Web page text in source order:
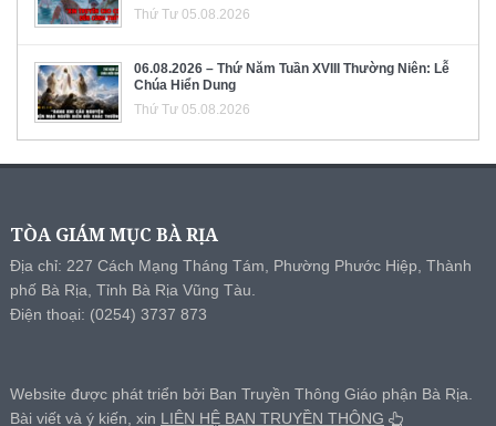
Thứ Tư 05.08.2026
06.08.2026 – Thứ Năm Tuần XVIII Thường Niên: Lễ
Chúa Hiển Dung
Thứ Tư 05.08.2026
TÒA GIÁM MỤC BÀ RỊA
Địa chỉ: 227 Cách Mạng Tháng Tám, Phường Phước Hiệp, Thành
phố Bà Rịa, Tỉnh Bà Rịa Vũng Tàu.
Điện thoại: (0254) 3737 873
Website được phát triển bởi Ban Truyền Thông Giáo phận Bà Rịa.
Bài viết và ý kiến, xin LIÊN HỆ BAN TRUYỀN THÔNG